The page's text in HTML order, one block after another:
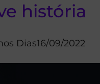
história
Dias16/09/2022